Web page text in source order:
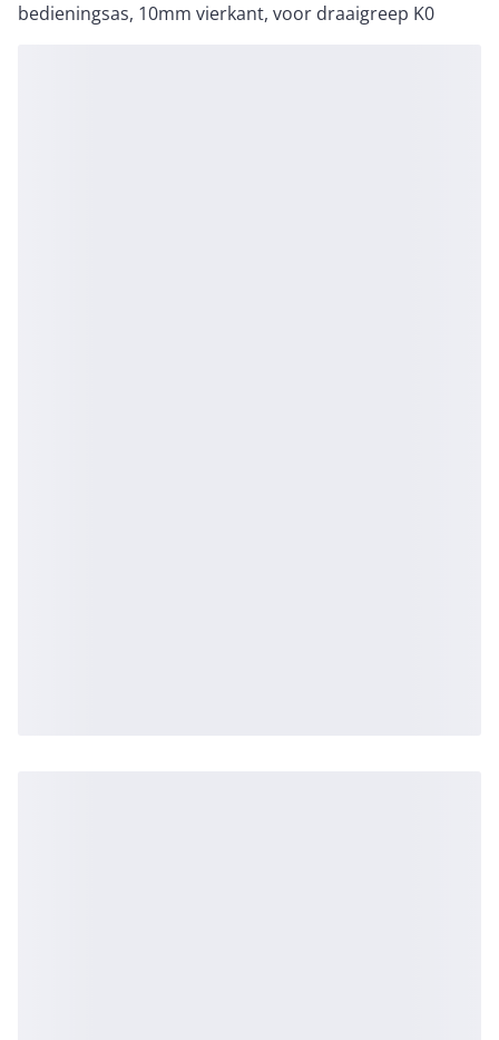
bedieningsas, 10mm vierkant, voor draaigreep K0